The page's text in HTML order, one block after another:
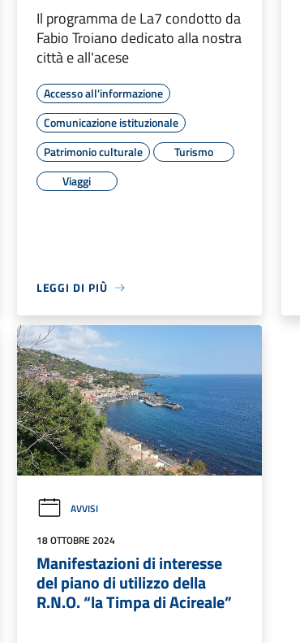
Il programma de La7 condotto da
Fabio Troiano dedicato alla nostra
città e all'acese
Accesso all'informazione
Comunicazione istituzionale
Patrimonio culturale
Turismo
Viaggi
LEGGI DI PIÙ
AVVISI
18 OTTOBRE 2024
Manifestazioni di interesse
del piano di utilizzo della
R.N.O. “la Timpa di Acireale”